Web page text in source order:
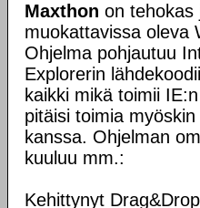
Maxthon on tehokas
muokattavissa oleva
Ohjelma pohjautuu
Explorerin
kaikki mikä toimii
pitäisi toimia
kanssa. Ohjelman
kuuluu mm.:
Kehittynyt